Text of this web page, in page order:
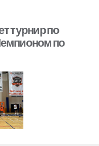
турнир по
по